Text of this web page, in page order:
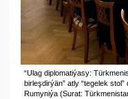
“Ulag diplomatiýasy:
birleşdirýän” atly “tegelek
Rumyniýa (Surat: